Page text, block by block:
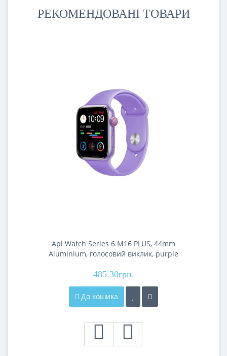
РЕКОМЕНДОВАНІ ТОВАРИ
Apl Watch Series 6 M16 PLUS, 44mm
Aluminium, голосовий виклик, purple
485.30грн.
До кошика